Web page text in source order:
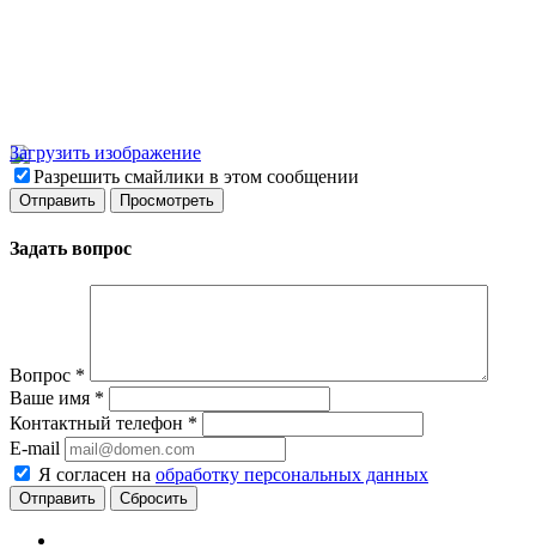
Загрузить изображение
Разрешить смайлики в этом сообщении
Задать вопрос
Вопрос *
Ваше имя *
Контактный телефон *
E-mail
Я согласен на обработку персональных данных
Сбросить